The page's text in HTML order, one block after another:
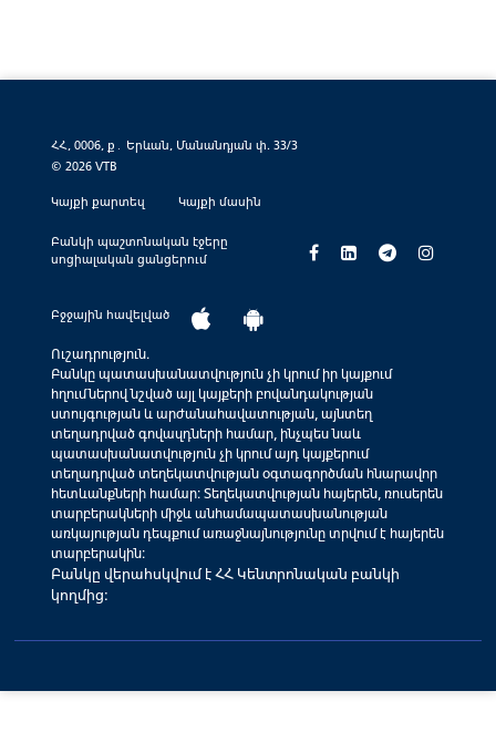
ՀՀ, 0006, ք․ Երևան, Մանանդյան փ. 33/3
© 2026 VTB
Կայքի քարտեզ Կայքի մասին
Բանկի պաշտոնական էջերը
սոցիալական ցանցերում
Բջջային հավելված
Ուշադրություն.
Բանկը պատասխանատվություն չի կրում իր կայքում
հղումներով նշված այլ կայքերի բովանդակության
ստույգության և արժանահավատության, այնտեղ
տեղադրված գովազդների համար, ինչպես նաև
պատասխանատվություն չի կրում այդ կայքերում
տեղադրված տեղեկատվության օգտագործման հնարավոր
հետևանքների համար: Տեղեկատվության հայերեն, ռուսերեն
տարբերակների միջև անհամապատասխանության
առկայության դեպքում առաջնայնությունը տրվում է հայերեն
տարբերակին:
Բանկը վերահսկվում է ՀՀ Կենտրոնական բանկի
կողմից: